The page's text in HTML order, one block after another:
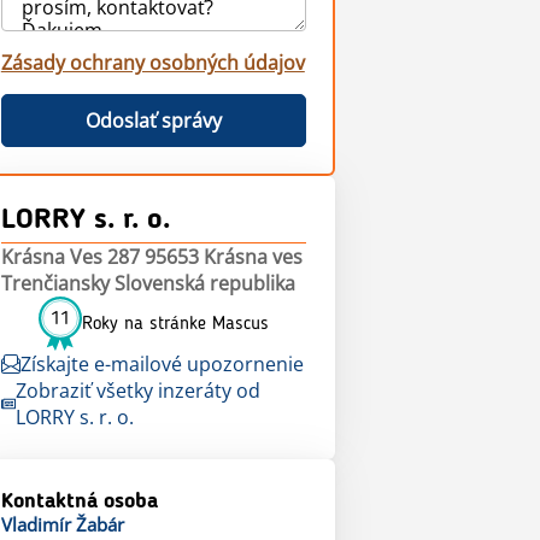
Zásady ochrany osobných údajov
Odoslať správy
LORRY s. r. o.
Krásna Ves 287 95653 Krásna ves
Trenčiansky Slovenská republika
11 Roky na stránke Mascus
Získajte e-mailové upozornenie
Zobraziť všetky inzeráty od
LORRY s. r. o.
Kontaktná osoba
Vladimír Žabár